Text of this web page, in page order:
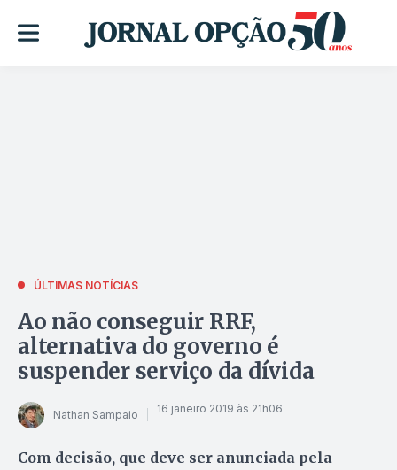
ÚLTIMAS NOTÍCIAS
Ao não conseguir RRF,
alternativa do governo é
suspender serviço da dívida
Nathan Sampaio 16 janeiro 2019 às 21h06
Com decisão, que deve ser anunciada pela